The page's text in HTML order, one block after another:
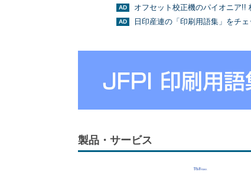
オフセット校正機のパイオニア!!
日印産連の「印刷用語集」をチェ
製品・サービス